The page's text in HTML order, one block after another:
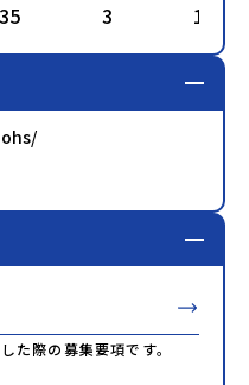
35 3 17
た際の募集要項です。